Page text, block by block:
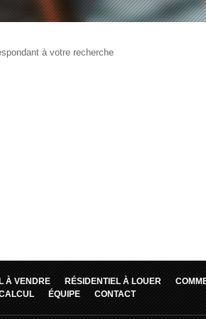
à votre recherche
À VENDRE RÉSIDENTIEL À LOUER
ÉQUIPE CONTACT